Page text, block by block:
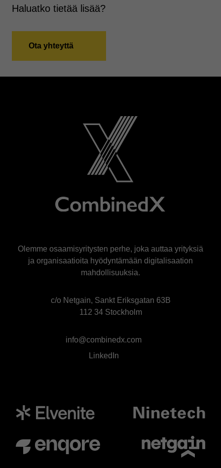
Haluatko tietää lisää?
Ota yhteyttä
c/o Netgain, Sankt Eriksgatan 63B
112 34 Stockholm
Olemme osaamisyritysten perhe, joka auttaa yrityksiä
ja organisaatioita hyödyntämään digitalisaation
mahdollisuuksia.
info@combinedx.com
LinkedIn